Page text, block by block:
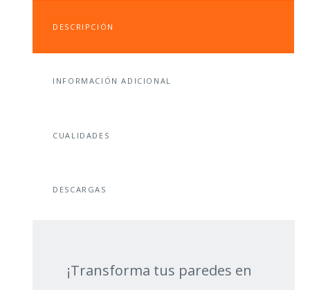
CANTIDAD
DESCRIPCIÓN
INFORMACIÓN ADICIONAL
CUALIDADES
DESCARGAS
¡Transforma tus paredes en